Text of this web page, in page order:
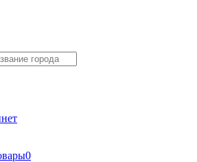
0